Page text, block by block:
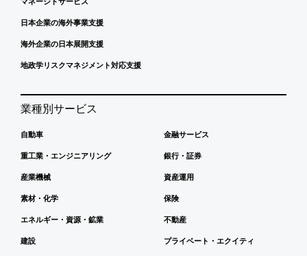
日本企業の海外事業支援
海外企業の日本展開支援
地政学リスクマネジメント対応支援
業種別サービス
自動車
重工業・エンジニアリング
産業機械
素材・化学
エネルギー・資源・鉱業
建設
金融サービス
銀行・証券
資産運用
保険
不動産
プライベート・エクイティ